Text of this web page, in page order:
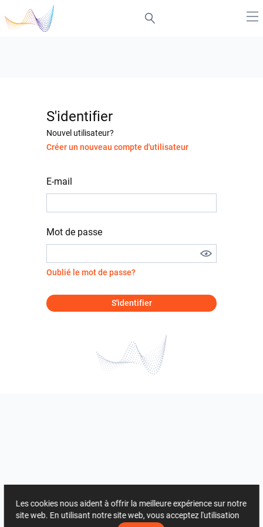
S'identifier
Nouvel utilisateur?
Créer un nouveau compte d'utilisateur
E-mail
Mot de passe
Oublié le mot de passe?
S'identifier
Les cookies nous aident à offrir la meilleure expérience sur notre
site web. En utilisant notre site web, vous acceptez l'utilisation